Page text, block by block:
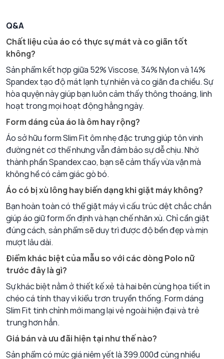
Q&A
Chất liệu của áo có thực sự mát và co giãn tốt
không?
Sản phẩm kết hợp giữa 52% Viscose, 34% Nylon và 14%
Spandex tạo độ mát lạnh tự nhiên và co giãn đa chiều. Sự
hòa quyện này giúp bạn luôn cảm thấy thông thoáng, linh
hoạt trong mọi hoạt động hằng ngày.
Form dáng của áo là ôm hay rộng?
Áo sở hữu form Slim Fit ôm nhẹ đặc trưng giúp tôn vinh
đường nét cơ thể nhưng vẫn đảm bảo sự dễ chịu. Nhờ
thành phần Spandex cao, bạn sẽ cảm thấy vừa vặn mà
không hề có cảm giác gò bó.
Áo có bị xù lông hay biến dạng khi giặt máy không?
Bạn hoàn toàn có thể giặt máy vì cấu trúc dệt chắc chắn
giúp áo giữ form ổn định và hạn chế nhăn xù. Chỉ cần giặt
đúng cách, sản phẩm sẽ duy trì được độ bền đẹp và mịn
mượt lâu dài.
Điểm khác biệt của mẫu so với các dòng Polo nữ
trước đây là gì?
Sự khác biệt nằm ở thiết kế xẻ tà hai bên cùng họa tiết in
chéo cá tính thay vì kiểu trơn truyền thống. Form dáng
Slim Fit tinh chỉnh mới mang lại vẻ ngoài hiện đại và trẻ
trung hơn hẳn.
Giá bán và ưu đãi hiện tại như thế nào?
Sản phẩm có mức giá niêm yết là 399.000đ cùng nhiều